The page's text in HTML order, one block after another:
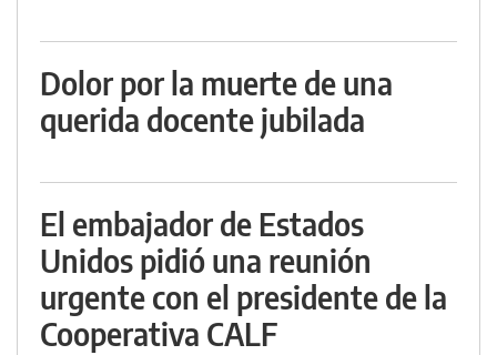
Dolor por la muerte de una
querida docente jubilada
El embajador de Estados
Unidos pidió una reunión
urgente con el presidente de la
Cooperativa CALF